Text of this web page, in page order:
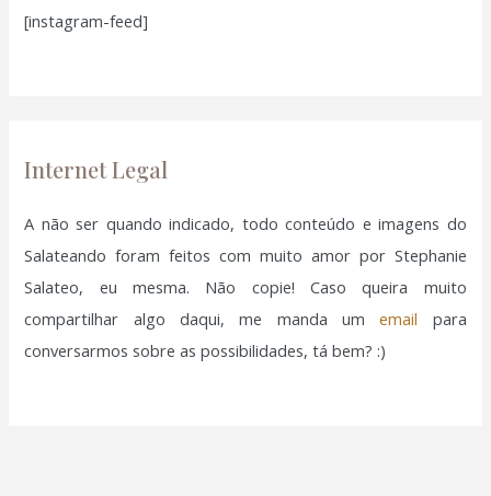
s
r
[instagram-feed]
Internet Legal
A não ser quando indicado, todo conteúdo e imagens do
Salateando foram feitos com muito amor por Stephanie
Salateo, eu mesma. Não copie! Caso queira muito
compartilhar algo daqui, me manda umemail para
conversarmos sobre as possibilidades, tá bem? :)